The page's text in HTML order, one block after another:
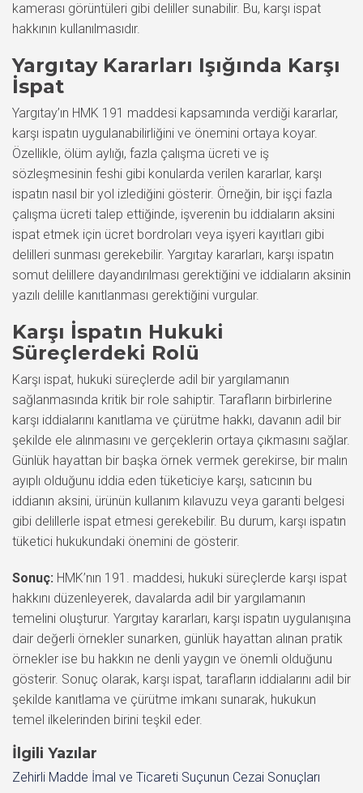
kamerası görüntüleri gibi deliller sunabilir. Bu, karşı ispat
hakkının kullanılmasıdır.
Yargıtay Kararları Işığında Karşı
İspat
Yargıtay’ın HMK 191 maddesi kapsamında verdiği kararlar,
karşı ispatın uygulanabilirliğini ve önemini ortaya koyar.
Özellikle, ölüm aylığı, fazla çalışma ücreti ve iş
sözleşmesinin feshi gibi konularda verilen kararlar, karşı
ispatın nasıl bir yol izlediğini gösterir. Örneğin, bir işçi fazla
çalışma ücreti talep ettiğinde, işverenin bu iddiaların aksini
ispat etmek için ücret bordroları veya işyeri kayıtları gibi
delilleri sunması gerekebilir. Yargıtay kararları, karşı ispatın
somut delillere dayandırılması gerektiğini ve iddiaların aksinin
yazılı delille kanıtlanması gerektiğini vurgular.
Karşı İspatın Hukuki
Süreçlerdeki Rolü
Karşı ispat, hukuki süreçlerde adil bir yargılamanın
sağlanmasında kritik bir role sahiptir. Tarafların birbirlerine
karşı iddialarını kanıtlama ve çürütme hakkı, davanın adil bir
şekilde ele alınmasını ve gerçeklerin ortaya çıkmasını sağlar.
Günlük hayattan bir başka örnek vermek gerekirse, bir malın
ayıplı olduğunu iddia eden tüketiciye karşı, satıcının bu
iddianın aksini, ürünün kullanım kılavuzu veya garanti belgesi
gibi delillerle ispat etmesi gerekebilir. Bu durum, karşı ispatın
tüketici hukukundaki önemini de gösterir.
Sonuç: HMK’nın 191. maddesi, hukuki süreçlerde karşı ispat
hakkını düzenleyerek, davalarda adil bir yargılamanın
temelini oluşturur. Yargıtay kararları, karşı ispatın uygulanışına
dair değerli örnekler sunarken, günlük hayattan alınan pratik
örnekler ise bu hakkın ne denli yaygın ve önemli olduğunu
gösterir. Sonuç olarak, karşı ispat, tarafların iddialarını adil bir
şekilde kanıtlama ve çürütme imkanı sunarak, hukukun
temel ilkelerinden birini teşkil eder.
İlgili Yazılar
Zehirli Madde İmal ve Ticareti Suçunun Cezai Sonuçları